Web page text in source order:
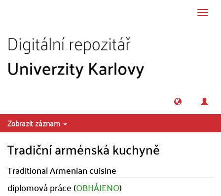
Zobrazit záznam
Tradiční arménská kuchyně
Traditional Armenian cuisine
diplomová práce (OBHÁJENO)